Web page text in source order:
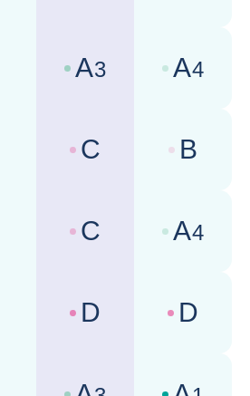
国家风险评级 :
A3 商业环境评级
A4
国家风险评级 :
C 商业环境评级
B
国家风险评级 :
C 商业环境评级
A4
国家风险评级 :
D 商业环境评级
D